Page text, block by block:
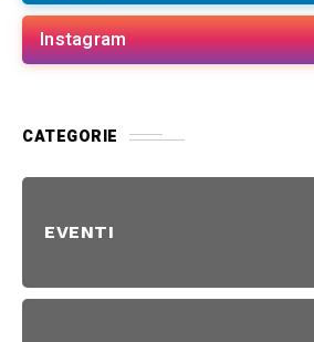
Instagram
CATEGORIE
EVENTI